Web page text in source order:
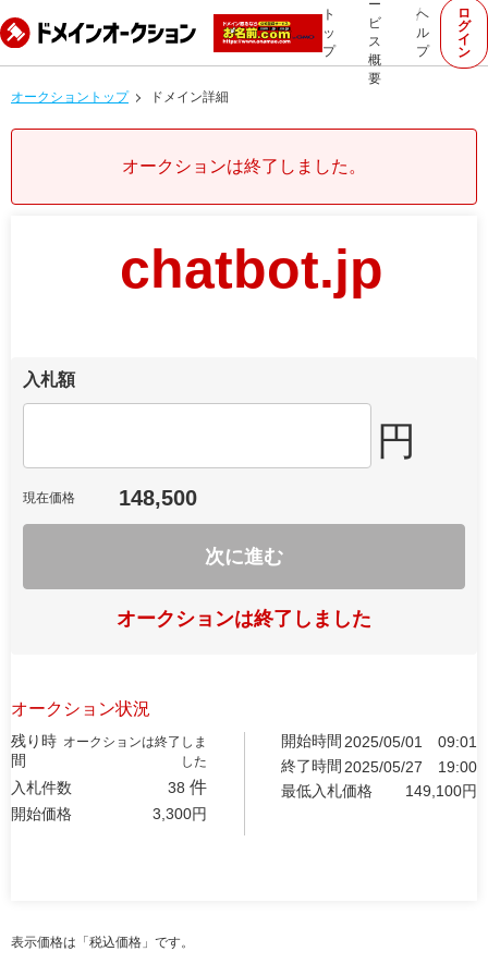
ト
ッ
プ
ー
ビ
ス
概
要
ヘ
ル
プ
ロ
グ
イ
ン
オークショントップ ドメイン詳細
オークションは終了しました。
chatbot.jp
入札額
円
現在価格 148,500
次に進む
オークションは終了しました
オークション状況
残り時
間
オークションは終了しま
した
入札件数 38 件
開始価格 3,300円
開始時間 2025/05/01
09:01
終了時間 2025/05/27
19:00
最低入札価格
149,100円
表示価格は「税込価格」です。